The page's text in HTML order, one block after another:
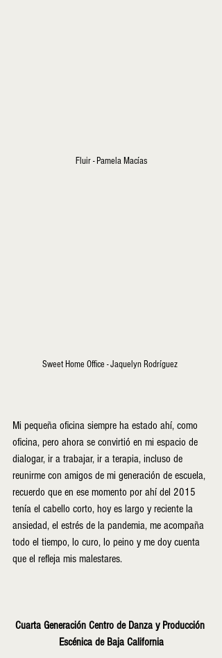
Fluir - Pamela Macías
Sweet Home Office - Jaquelyn Rodríguez
Mi pequeña oficina siempre ha estado ahí, como
oficina, pero ahora se convirtió en mi espacio de
dialogar, ir a trabajar, ir a terapia, incluso de
reunirme con amigos de mi generación de escuela,
recuerdo que en ese momento por ahí del 2015
tenía el cabello corto, hoy es largo y reciente la
ansiedad, el estrés de la pandemia, me acompaña
todo el tiempo, lo curo, lo peino y me doy cuenta
que el refleja mis malestares.
Cuarta Generación Centro de Danza y Producción
Escénica de Baja California